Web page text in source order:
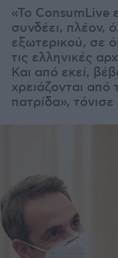
«To ConsumLive
συνδέει, πλέον,
εξωτερικού, σε
τις ελληνικές
Και από εκεί,
χρειάζονται από
πατρίδα»,